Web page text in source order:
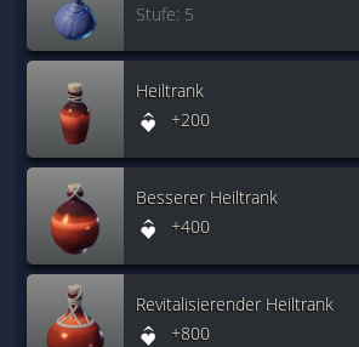
Stufe: 5
Heiltrank
+200
Besserer Heiltrank
+400
Revitalisierender Heiltrank
+800